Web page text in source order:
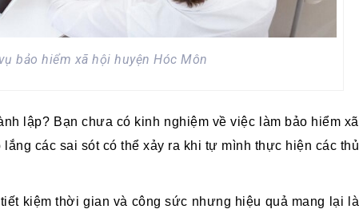
bảo hiểm xã hội huyện Hóc Môn
lập? Bạn chưa có kinh nghiệm về việc làm bảo hiểm xã
các sai sót có thể xảy ra khi tự mình thực hiện các thủ
kiệm thời gian và công sức nhưng hiệu quả mang lại là